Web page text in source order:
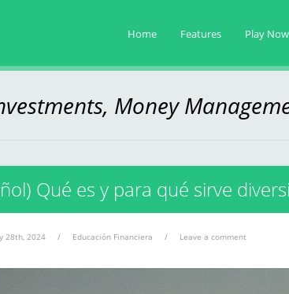
Home Features Play Now
Money
Qué es y para qué sirve
28th, 2024 / Educación Financiera / Leave a comment